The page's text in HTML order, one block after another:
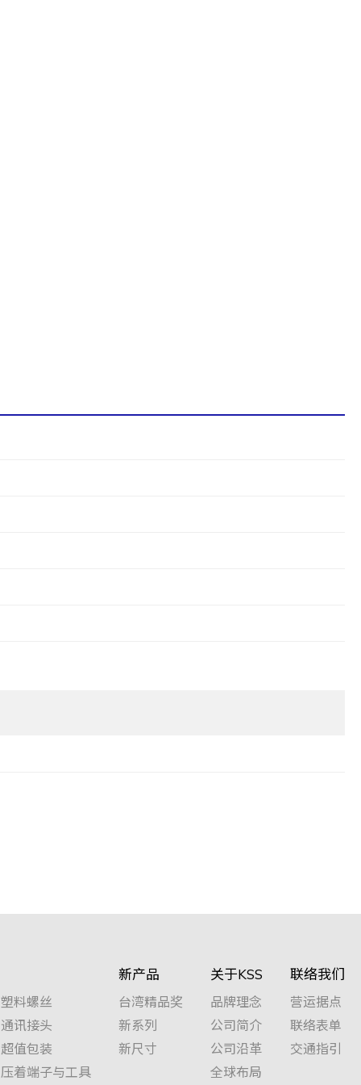
塑料螺丝
通讯接头
超值包装
压着端子与工具
新产品
台湾精品奖
新系列
新尺寸
关于KSS
品牌理念
公司简介
公司沿革
全球布局
联络我们
营运据点
联络表单
交通指引